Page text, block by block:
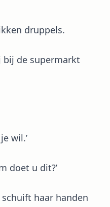
druppels.
bij de supermarkt
wil.’
doet u dit?’
haar handen